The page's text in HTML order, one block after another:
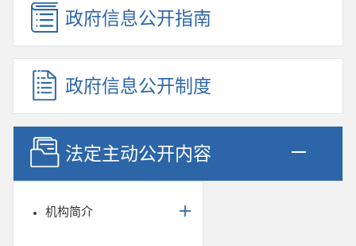
政府信息公开指南
政府信息公开制度
法定主动公开内容
机构简介